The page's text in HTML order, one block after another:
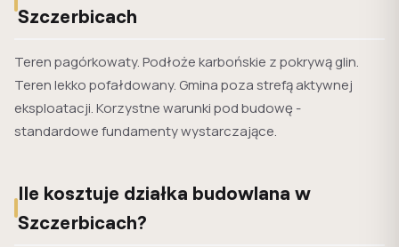
Szczerbicach
Teren pagórkowaty. Podłoże karbońskie z pokrywą glin.
Teren lekko pofałdowany. Gmina poza strefą aktywnej
eksploatacji. Korzystne warunki pod budowę -
standardowe fundamenty wystarczające.
Ile kosztuje działka budowlana w
Szczerbicach?